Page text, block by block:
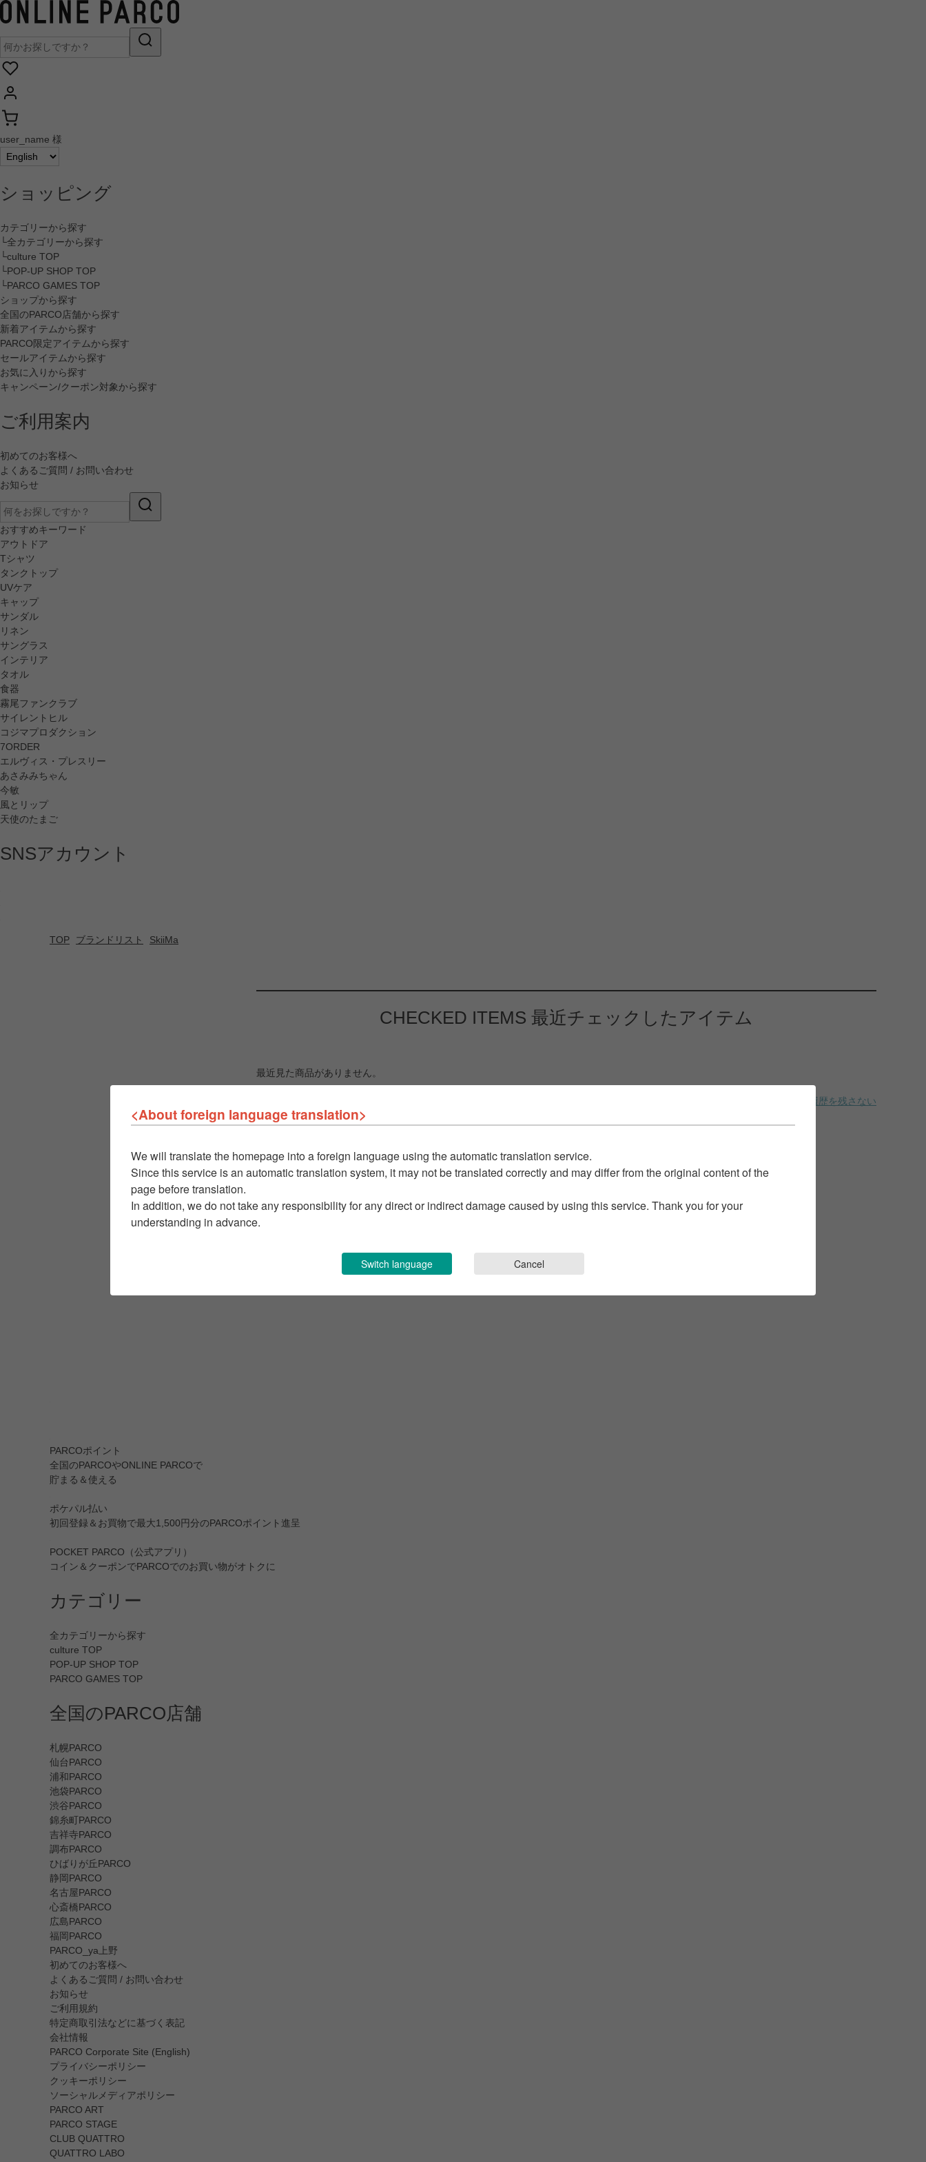
user_name 様
ショッピング
カテゴリーから探す
└全カテゴリーから探す
└culture TOP
└POP-UP SHOP TOP
└PARCO GAMES TOP
ショップから探す
全国のPARCO店舗から探す
新着アイテムから探す
PARCO限定アイテムから探す
セールアイテムから探す
お気に入りから探す
キャンペーン/クーポン対象から探す
ご利用案内
初めてのお客様へ
よくあるご質問 / お問い合わせ
お知らせ
おすすめキーワード
アウトドア
Tシャツ
タンクトップ
UVケア
キャップ
サンダル
リネン
サングラス
インテリア
タオル
食器
霧尾ファンクラブ
サイレントヒル
コジマプロダクション
7ORDER
エルヴィス・プレスリー
あさみみちゃん
今敏
風とリップ
天使のたまご
SNSアカウント
TOP ブランドリスト SkiiMa
CHECKED ITEMS 最近チェックしたアイテム
最近見た商品がありません。
履歴を残さない
PARCOポイント
全国のPARCOやONLINE PARCOで
貯まる＆使える
ポケパル払い
初回登録＆お買物で最大1,500円分のPARCOポイント進呈
POCKET PARCO（公式アプリ）
コイン＆クーポンでPARCOでのお買い物がオトクに
カテゴリー
全カテゴリーから探す
culture TOP
POP-UP SHOP TOP
PARCO GAMES TOP
全国のPARCO店舗
札幌PARCO
仙台PARCO
浦和PARCO
池袋PARCO
渋谷PARCO
錦糸町PARCO
吉祥寺PARCO
調布PARCO
ひばりが丘PARCO
静岡PARCO
名古屋PARCO
心斎橋PARCO
広島PARCO
福岡PARCO
PARCO_ya上野
初めてのお客様へ
よくあるご質問 / お問い合わせ
お知らせ
ご利用規約
特定商取引法などに基づく表記
会社情報
PARCO Corporate Site (English)
プライバシーポリシー
クッキーポリシー
ソーシャルメディアポリシー
PARCO ART
PARCO STAGE
CLUB QUATTRO
QUATTRO LABO
<About foreign language translation>
We will translate the homepage into a foreign language using the automatic translation service.
Since this service is an automatic translation system, it may not be translated correctly and may differ from the original content of the
page before translation.
In addition, we do not take any responsibility for any direct or indirect damage caused by using this service. Thank you for your
understanding in advance.
Switch language Cancel